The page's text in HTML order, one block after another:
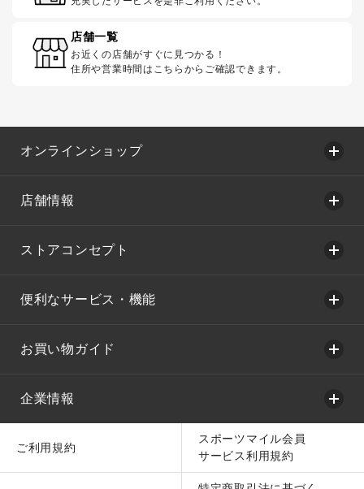
店舗一覧
お近くの店舗がすぐに見つかる！
住所や営業時間はこちらからご確認できます。
オンラインショップ
店舗情報
ストアコンセプト
便利なサービス・機能
お買い物ガイド
企業情報
ご利用規約
スポーツマイル会員
サービス利用規約